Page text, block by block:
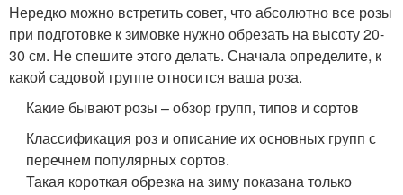
Нередко можно встретить совет, что абсолютно все розы
при подготовке к зимовке нужно обрезать на высоту 20-
30 см. Не спешите этого делать. Сначала определите, к
какой садовой группе относится ваша роза.
Какие бывают розы – обзор групп, типов и сортов
Классификация роз и описание их основных групп с
перечнем популярных сортов.
Такая короткая обрезка на зиму показана только